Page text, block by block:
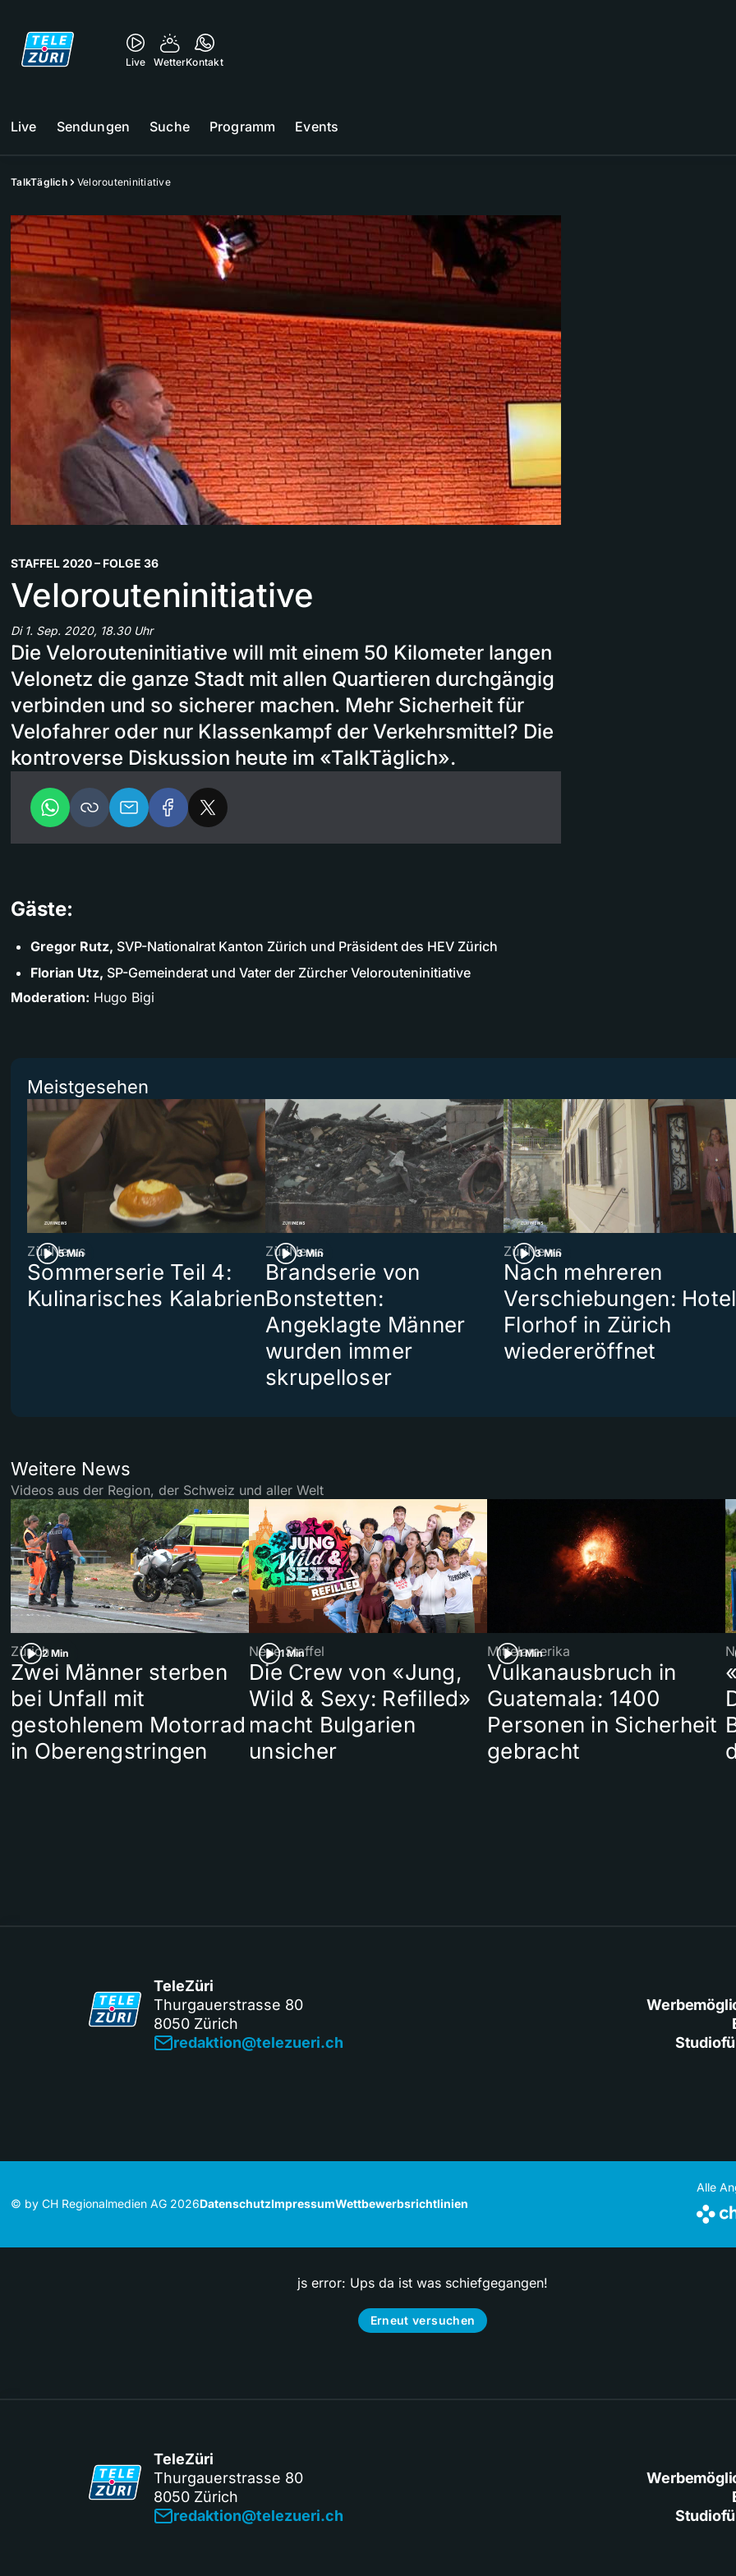
Live WetterKontakt
Live Sendungen Suche Programm Events
TalkTäglich Velorouteninitiative
STAFFEL 2020 – FOLGE 36
Velorouteninitiative
Di 1. Sep. 2020, 18.30 Uhr
Die Velorouteninitiative will mit einem 50 Kilometer langen
Velonetz die ganze Stadt mit allen Quartieren durchgängig
verbinden und so sicherer machen. Mehr Sicherheit für
Velofahrer oder nur Klassenkampf der Verkehrsmittel? Die
kontroverse Diskussion heute im «TalkTäglich».
Gäste:
Gregor Rutz, SVP-Nationalrat Kanton Zürich und Präsident des HEV Zürich
Florian Utz, SP-Gemeinderat und Vater der Zürcher Velorouteninitiative
Moderation: Hugo Bigi
Meistgesehen
5 Min
ZüriNews
Sommerserie Teil 4:
Kulinarisches Kalabrien
3 Min
ZüriNews
Brandserie von
Bonstetten:
Angeklagte Männer
wurden immer
skrupelloser
3 Min
ZüriNews
Nach mehreren
Verschiebungen: Hotel
Florhof in Zürich
wiedereröffnet
Weitere News
Videos aus der Region, der Schweiz und aller Welt
2 Min
Zürich
Zwei Männer sterben
bei Unfall mit
gestohlenem Motorrad
in Oberengstringen
1 Min
Neue Staffel
Die Crew von «Jung,
Wild & Sexy: Refilled»
macht Bulgarien
unsicher
1 Min
Mittelamerika
Vulkanausbruch in
Guatemala: 1400
Personen in Sicherheit
gebracht
TeleZüri
Thurgauerstrasse 80
8050 Zürich
redaktion@telezueri.ch
© by CH Regionalmedien AG 2026DatenschutzImpressumWettbewerbsrichtlinien
Alle
js error: Ups da ist was schiefgegangen!
Erneut versuchen
TeleZüri
Thurgauerstrasse 80
8050 Zürich
redaktion@telezueri.ch